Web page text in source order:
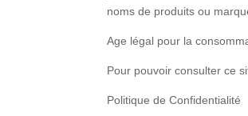
noms de produits ou
Age légal pour la
Pour pouvoir consulter ce
Politique de Confidentialité